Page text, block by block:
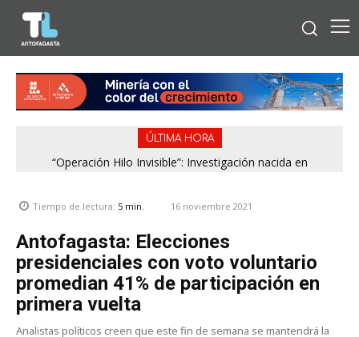
ÚLTIMA HORA
“Operación Hilo Invisible”: Investigación nacida en
Tiempo de lectura: 5 min. 16 noviembre 2021
Antofagasta: Elecciones
presidenciales con voto voluntario
promedian 41% de participación en
primera vuelta
Analistas políticos creen que este fin de semana se mantendrá la